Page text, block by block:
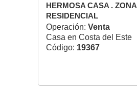
HERMOSA CASA . ZONA
RESIDENCIAL
Operación: Venta
Casa en Costa del Este
Código: 19367